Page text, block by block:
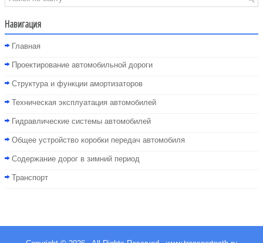
Навигация
Главная
Проектирование автомобильной дороги
Структура и функции амортизаторов
Техническая эксплуатация автомобилей
Гидравлические системы автомобилей
Общее устройство коробки передач автомобиля
Содержание дорог в зимний период
Транспорт